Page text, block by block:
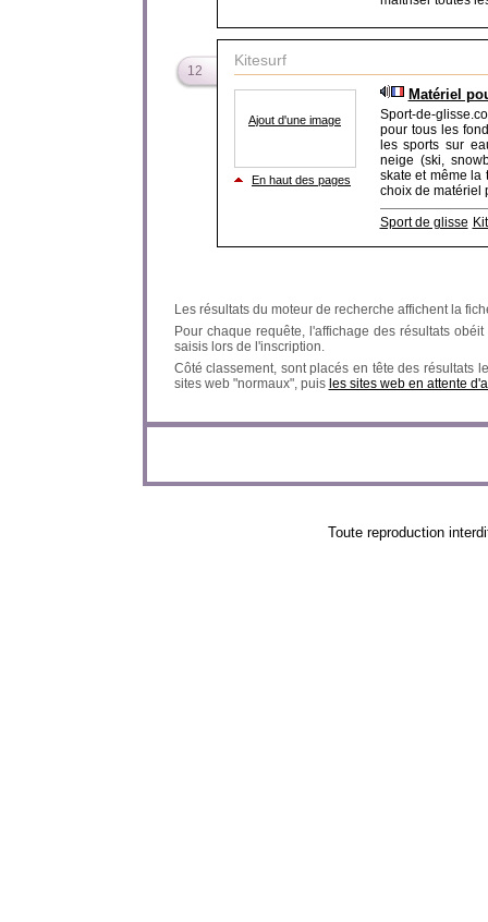
12
Kitesurf
Ajout d'une image
En haut des pages
Matériel
Sport-de-
pour tous les
les sports sur
neige (ski,
skate et même la
choix de matériel
Sport de glisse
Les résultats du moteur de recherche affichent la
Pour chaque requête, l'affichage des résultats
saisis lors de l'inscription.
Côté classement, sont placés en tête des résultats
sites web "normaux", puis les sites web en attente
Toute reproduction